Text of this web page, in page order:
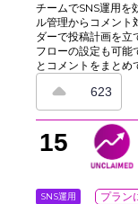
チームでSNS運用を
ル管理からコメント
ダーで投稿計画を立
フローの設定も可能
とコメントをまとめ
らに、ダッシュボー
レポートを確認で
セス権限の管理でア
を使えば祝日や新製
きます。
623
15
SNS運用 プラン